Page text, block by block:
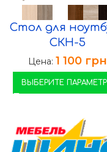
Стол для
СКН-5
Цена: 1 100 грн
ВЫБЕРИТЕ